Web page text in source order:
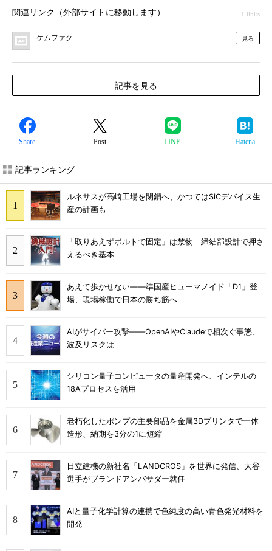
関連リンク（外部サイトに移動します） 1 links
ケムファク 見る
記事を見る
Share Post LINE Hatena
記事ランキング
ルネサスが高崎工場を閉鎖へ、かつてはSiCデバイス生
産の計画も
「取りあえずボルトで固定」は禁物 締結部設計で押さ
えるべき基本
あえて歩かせない――準国産ヒューマノイド「D1」登
場、現場稼働で日本の勝ち筋へ
AIがサイバー攻撃――OpenAIやClaudeで相次ぐ事態、
波及リスクは
シリコン量子コンピュータの量産開発へ、インテルの
18Aプロセスを活用
老朽化したポンプの主要部品を金属3Dプリンタで一体
造形、納期を3分の1に短縮
日立建機の新社名「LANDCROS」を世界に発信、大谷
選手がブランドアンバサダー就任
AIと量子化学計算の連携で色純度の高い青色発光材料を
開発